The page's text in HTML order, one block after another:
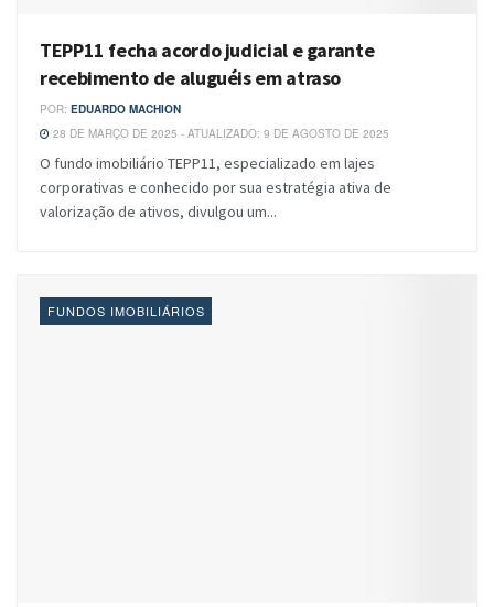
TEPP11 fecha acordo judicial e garante
recebimento de aluguéis em atraso
POR: EDUARDO MACHION
28 DE MARÇO DE 2025 - ATUALIZADO: 9 DE AGOSTO DE 2025
O fundo imobiliário TEPP11, especializado em lajes
corporativas e conhecido por sua estratégia ativa de
valorização de ativos, divulgou um...
FUNDOS IMOBILIÁRIOS